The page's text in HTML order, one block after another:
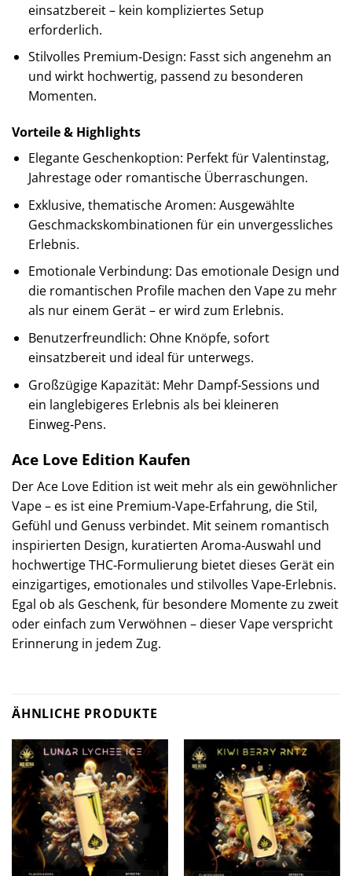
einsatzbereit – kein kompliziertes Setup
erforderlich.
Stilvolles Premium‑Design: Fasst sich angenehm an
und wirkt hochwertig, passend zu besonderen
Momenten.
Vorteile & Highlights
Elegante Geschenkoption: Perfekt für Valentinstag,
Jahrestage oder romantische Überraschungen.
Exklusive, thematische Aromen: Ausgewählte
Geschmackskombinationen für ein unvergessliches
Erlebnis.
Emotionale Verbindung: Das emotionale Design und
die romantischen Profile machen den Vape zu mehr
als nur einem Gerät – er wird zum Erlebnis.
Benutzerfreundlich: Ohne Knöpfe, sofort
einsatzbereit und ideal für unterwegs.
Großzügige Kapazität: Mehr Dampf‑Sessions und
ein langlebigeres Erlebnis als bei kleineren
Einweg‑Pens.
Ace Love Edition Kaufen
Der Ace Love Edition ist weit mehr als ein gewöhnlicher
Vape – es ist eine Premium‑Vape‑Erfahrung, die Stil,
Gefühl und Genuss verbindet. Mit seinem romantisch
inspirierten Design, kuratierten Aroma‑Auswahl und
hochwertige THC‑Formulierung bietet dieses Gerät ein
einzigartiges, emotionales und stilvolles Vape‑Erlebnis.
Egal ob als Geschenk, für besondere Momente zu zweit
oder einfach zum Verwöhnen – dieser Vape verspricht
Erinnerung in jedem Zug.
ÄHNLICHE PRODUKTE